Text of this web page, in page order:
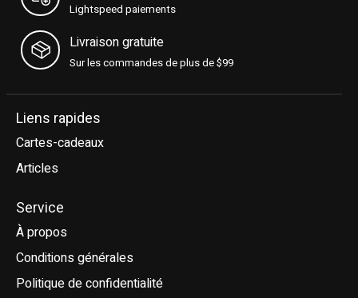
Lightspeed paiements
Livraison gratuite
Sur les commandes de plus de $99
Liens rapides
Cartes-cadeaux
Articles
Service
À propos
Conditions générales
Politique de confidentialité